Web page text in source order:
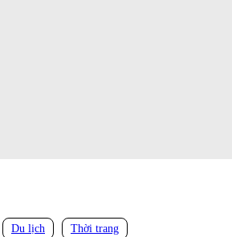
Du lịch Thời trang